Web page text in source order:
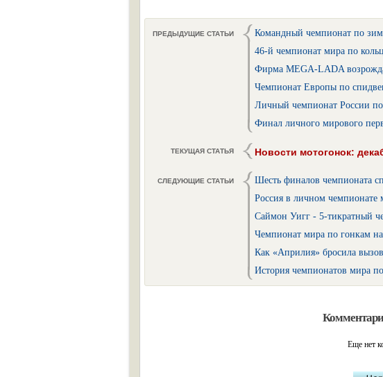
ПРЕДЫДУЩИЕ СТАТЬИ
Командный чемпионат по
46-й чемпионат мира по
Фирма MEGA-LADA
Чемпионат Европы по
Личный чемпионат России по
Финал личного мирового
ТЕКУЩАЯ СТАТЬЯ Новости мотогонок:
СЛЕДУЮЩИЕ СТАТЬИ
Шесть финалов чемпионата
Россия в личном чемпионате
Саймон Уигг - 5-тикратный
Чемпионат мира по гонкам
Как «Априлия» бросила
История чемпионатов мира
Еще нет